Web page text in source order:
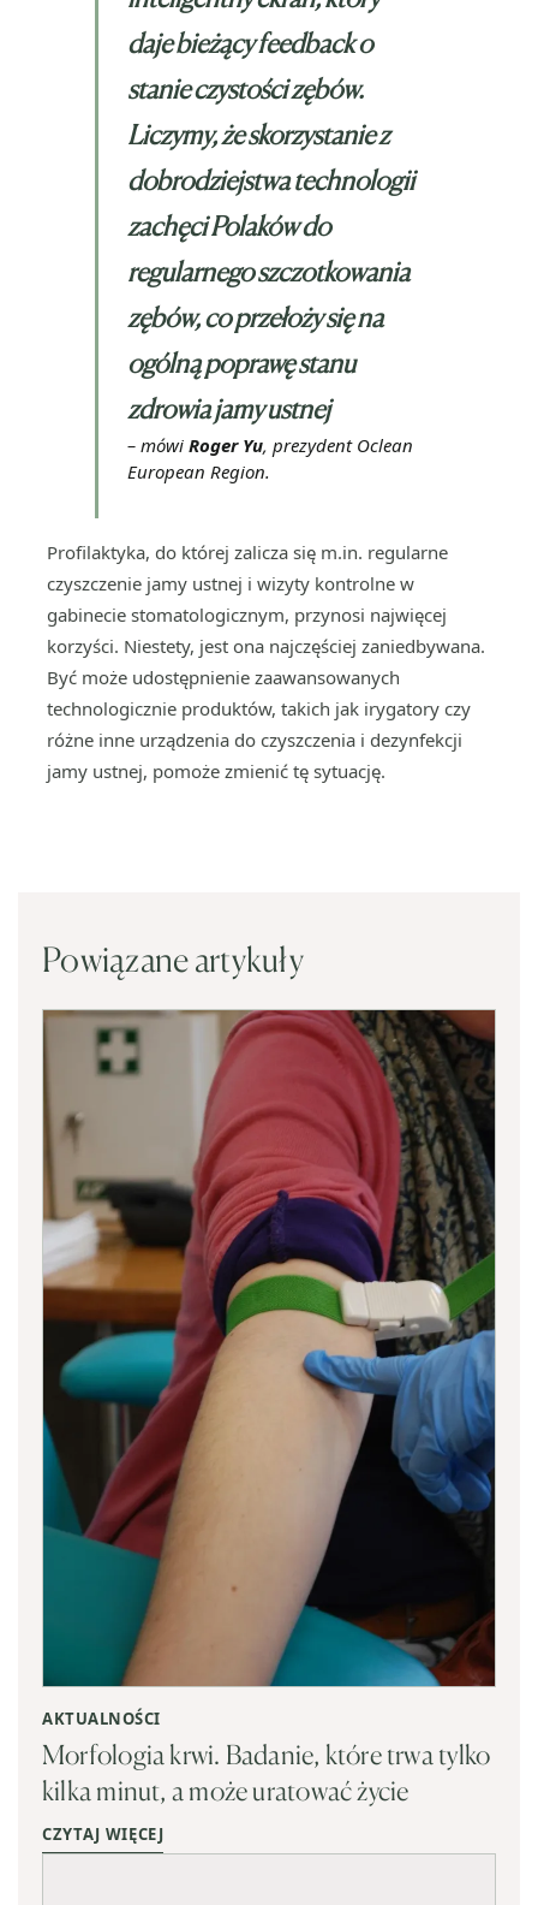
daje bieżący feedback o
stanie czystości zębów.
Liczymy, że skorzystanie z
dobrodziejstwa technologii
zachęci Polaków do
regularnego szczotkowania
zębów, co przełoży się na
ogólną poprawę stanu
zdrowia jamy ustnej
– mówi Roger Yu, prezydent Oclean
European Region.
Profilaktyka, do której zalicza się m.in. regularne
czyszczenie jamy ustnej i wizyty kontrolne w
gabinecie stomatologicznym, przynosi najwięcej
korzyści. Niestety, jest ona najczęściej zaniedbywana.
Być może udostępnienie zaawansowanych
technologicznie produktów, takich jak irygatory czy
różne inne urządzenia do czyszczenia i dezynfekcji
jamy ustnej, pomoże zmienić tę sytuację.
Powiązane artykuły
AKTUALNOŚCI
Morfologia krwi. Badanie, które trwa tylko
kilka minut, a może uratować życie
CZYTAJ WIĘCEJ